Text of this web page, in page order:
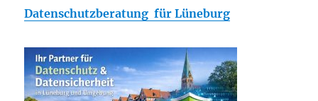
Datenschutzberatung für Lüneburg